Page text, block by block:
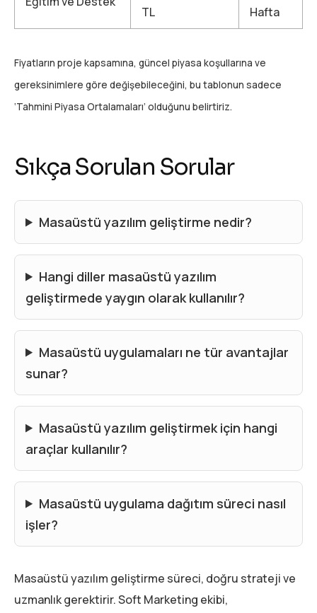
TL Hafta
Fiyatların proje kapsamına, güncel piyasa koşullarına ve
gereksinimlere göre değişebileceğini, bu tablonun sadece
‘Tahmini Piyasa Ortalamaları’ olduğunu belirtiriz.
Sıkça Sorulan Sorular
Masaüstü yazılım geliştirme nedir?
Hangi diller masaüstü yazılım
geliştirmede yaygın olarak kullanılır?
Masaüstü uygulamaları ne tür avantajlar
sunar?
Masaüstü yazılım geliştirmek için hangi
araçlar kullanılır?
Masaüstü uygulama dağıtım süreci nasıl
işler?
Masaüstü yazılım geliştirme süreci, doğru strateji ve
uzmanlık gerektirir. Soft Marketing ekibi,